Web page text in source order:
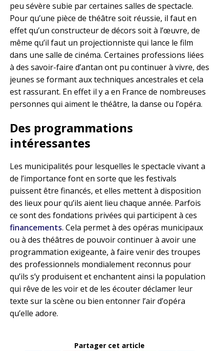
peu sévère subie par certaines salles de spectacle.
Pour qu’une pièce de théâtre soit réussie, il faut en
effet qu’un constructeur de décors soit à l’œuvre, de
même qu’il faut un projectionniste qui lance le film
dans une salle de cinéma. Certaines professions liées
à des savoir-faire d’antan ont pu continuer à vivre, des
jeunes se formant aux techniques ancestrales et cela
est rassurant. En effet il y a en France de nombreuses
personnes qui aiment le théâtre, la danse ou l’opéra.
Des programmations
intéressantes
Les municipalités pour lesquelles le spectacle vivant a
de l’importance font en sorte que les festivals
puissent être financés, et elles mettent à disposition
des lieux pour qu’ils aient lieu chaque année. Parfois
ce sont des fondations privées qui participent à ces
financements. Cela permet à des opéras municipaux
ou à des théâtres de pouvoir continuer à avoir une
programmation exigeante, à faire venir des troupes
des professionnels mondialement reconnus pour
qu’ils s’y produisent et enchantent ainsi la population
qui rêve de les voir et de les écouter déclamer leur
texte sur la scène ou bien entonner l’air d’opéra
qu’elle adore.
Partager cet article